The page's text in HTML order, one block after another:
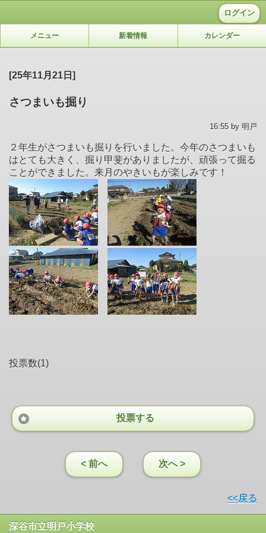
ログイン
メニュー 新着情報 カレンダー
[25年11月21日]
さつまいも掘り
16:55 by 明戸
２年生がさつまいも掘りを行いました。今年のさつまいも
はとても大きく、掘り甲斐がありましたが、頑張って掘る
ことができました。来月のやきいもが楽しみです！
投票数(1)
投票する
< 前へ 次へ >
<<戻る
深谷市立明戸小学校